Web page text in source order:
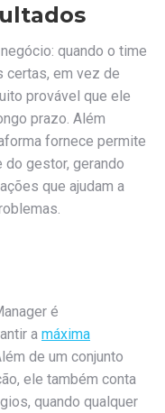
quando o time
certas, em vez de
provável que ele
prazo. Além
fornece permite
do gestor, gerando
que ajudam a
é
a máxima
de um conjunto
ele também conta
quando qualquer